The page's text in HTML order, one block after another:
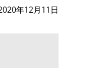
年12月11日